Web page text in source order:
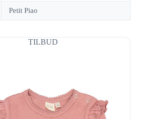
Petit Piao
TILBUD